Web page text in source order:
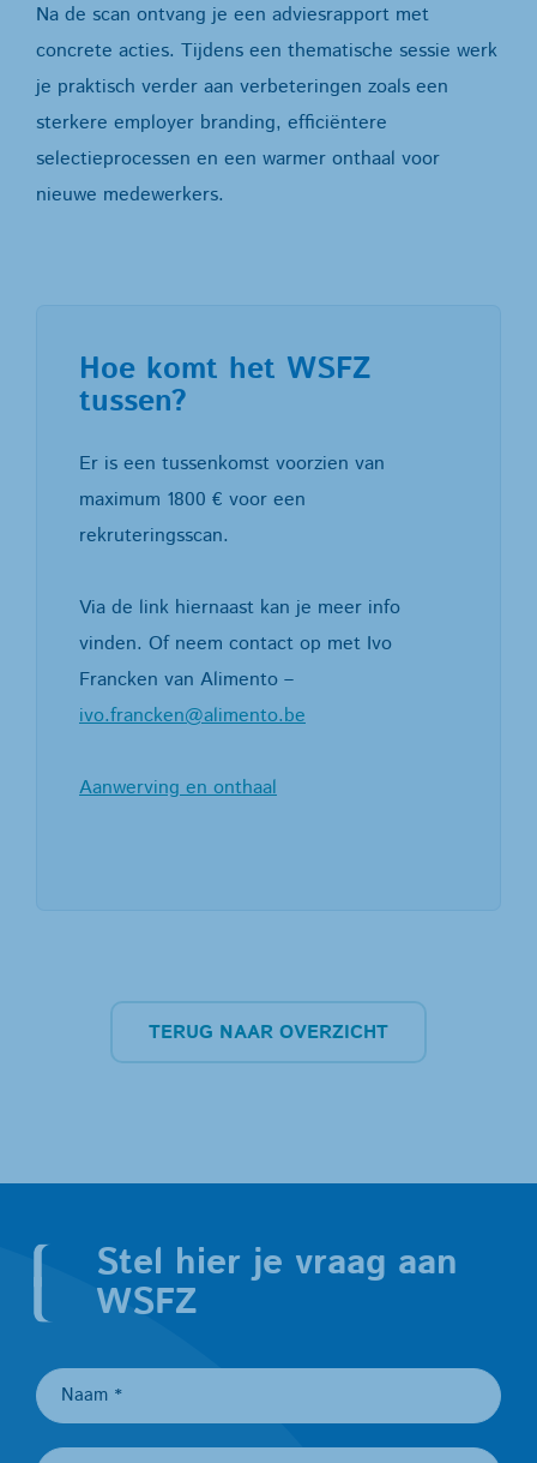
Na de scan ontvang je een adviesrapport met
concrete acties. Tijdens een thematische sessie werk
je praktisch verder aan verbeteringen zoals een
sterkere employer branding, efficiëntere
selectieprocessen en een warmer onthaal voor
nieuwe medewerkers.
Hoe komt het WSFZ
tussen?
Er is een tussenkomst voorzien van
maximum 1800 € voor een
rekruteringsscan.
Via de link hiernaast kan je meer info
vinden. Of neem contact op met Ivo
Francken van Alimento –
ivo.francken@alimento.be
Aanwerving en onthaal
TERUG NAAR OVERZICHT
Stel hier je vraag aan
WSFZ